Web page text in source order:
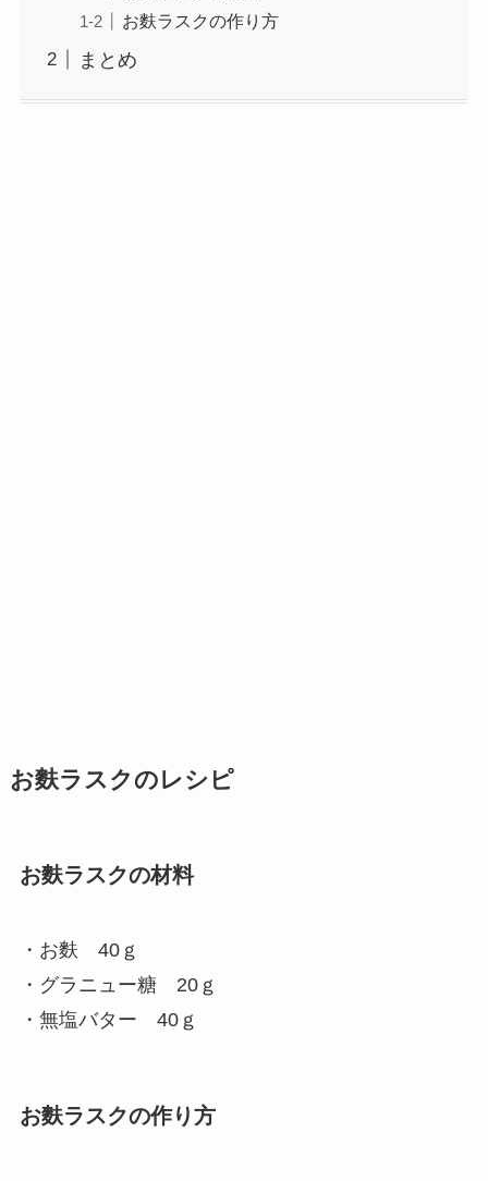
お麩ラスクの作り方
まとめ
お麩ラスクのレシピ
お麩ラスクの材料
・お麩 40ｇ
・グラニュー糖 20ｇ
・無塩バター 40ｇ
お麩ラスクの作り方